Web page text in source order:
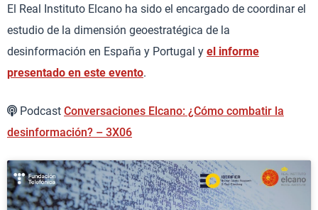
El Real Instituto Elcano ha sido el encargado de coordinar el
estudio de la dimensión geoestratégica de la
desinformación en España y Portugal y el informe
presentado en este evento.
Podcast Conversaciones Elcano: ¿Cómo combatir la
desinformación? – 3X06